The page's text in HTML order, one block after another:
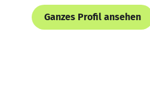
Ganzes Profil ansehen